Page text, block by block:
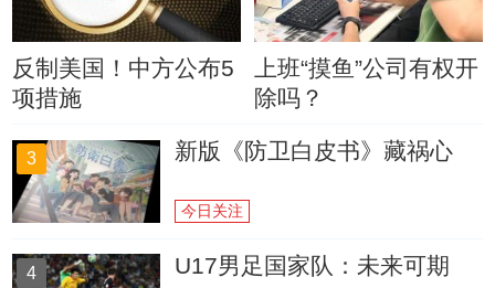
反制美国！中方公布5
项措施
上班“摸鱼”公司有权开
除吗？
3 新版《防卫白皮书》藏祸心
今日关注
4 U17男足国家队：未来可期